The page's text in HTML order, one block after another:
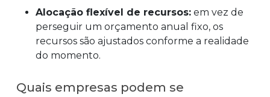
Alocação flexível de recursos: em vez de
perseguir um orçamento anual fixo, os
recursos são ajustados conforme a realidade
do momento.
Quais empresas podem se